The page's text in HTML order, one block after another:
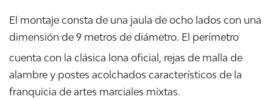
El montaje consta de una jaula de ocho lados con una
dimensión de 9 metros de diámetro. El perímetro
cuenta con la clásica lona oficial, rejas de malla de
alambre y postes acolchados característicos de la
franquicia de artes marciales mixtas.